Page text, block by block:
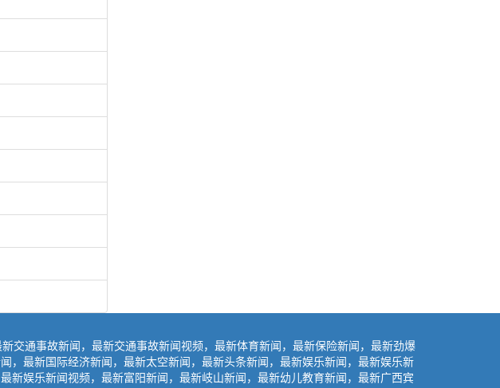
交通事故新闻，最新交通事故新闻视频，最新体育新闻，最新保险新闻，最新劲爆
最新国际经济新闻，最新太空新闻，最新头条新闻，最新娱乐新闻，最新娱乐新
娱乐新闻视频，最新富阳新闻，最新岐山新闻，最新幼儿教育新闻，最新广西宾